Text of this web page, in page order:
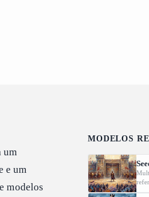
um
e um
modelos
MODELOS